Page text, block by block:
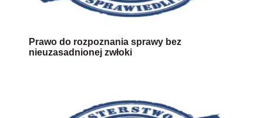
Prawo do rozpoznania sprawy bez
nieuzasadnionej zwłoki